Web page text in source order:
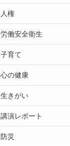
人権
労働安全衛生
子育て
心の健康
生きがい
講演レポート
防災